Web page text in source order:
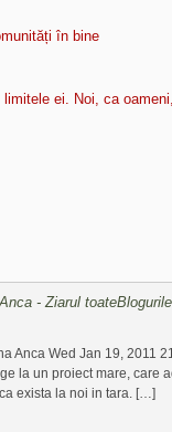
în bine
ei. Noi, ca
- Ziarul
Anca Wed Jan 19, 2011
la un proiect mare, care
exista la noi in tara. […]